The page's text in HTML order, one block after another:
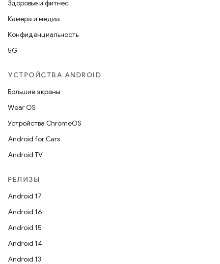
Здоровье и фитнес
Камера и медиа
Конфиденциальность
5G
УСТРОЙСТВА ANDROID
Большие экраны
Wear OS
Устройства ChromeOS
Android for Cars
Android TV
РЕЛИЗЫ
Android 17
Android 16
Android 15
Android 14
Android 13